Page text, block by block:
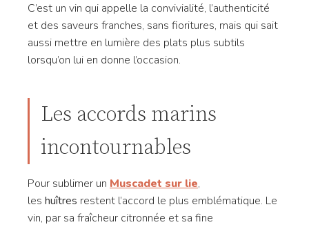
C’est un vin qui appelle la convivialité, l’authenticité
et des saveurs franches, sans fioritures, mais qui sait
aussi mettre en lumière des plats plus subtils
lorsqu’on lui en donne l’occasion.
Les accords marins
incontournables
Pour sublimer un Muscadet sur lie,
les huîtres restent l’accord le plus emblématique. Le
vin, par sa fraîcheur citronnée et sa fine